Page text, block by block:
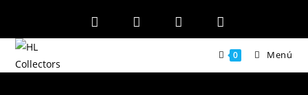
contenido
0 Menú